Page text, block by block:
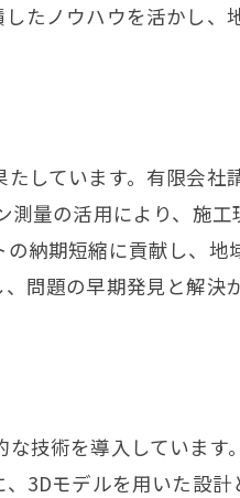
たノウハウを活かし、
しています。有限会社
量の活用により、施
納期短縮に貢献し、地
問題の早期発見と解決
技術を導入しています
3Dモデルを用いた設